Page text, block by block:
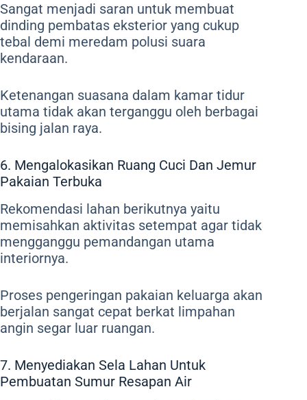
Sangat menjadi saran untuk membuat
dinding pembatas eksterior yang cukup
tebal demi meredam polusi suara
kendaraan.
Ketenangan suasana dalam kamar tidur
utama tidak akan terganggu oleh berbagai
bising jalan raya.
6. Mengalokasikan Ruang Cuci Dan Jemur
Pakaian Terbuka
Rekomendasi lahan berikutnya yaitu
memisahkan aktivitas setempat agar tidak
mengganggu pemandangan utama
interiornya.
Proses pengeringan pakaian keluarga akan
berjalan sangat cepat berkat limpahan
angin segar luar ruangan.
7. Menyediakan Sela Lahan Untuk
Pembuatan Sumur Resapan Air